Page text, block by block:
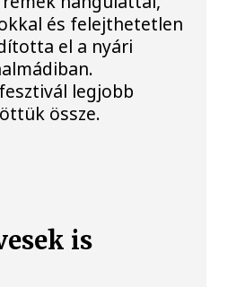
és felejthetetlen
el a nyári
legjobb
össze.
is